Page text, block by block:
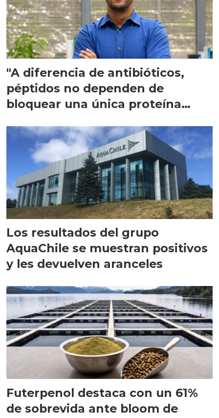
"A diferencia de antibióticos,
péptidos no dependen de
bloquear una única proteína
Los resultados del grupo
AquaChile se muestran positivos
y les devuelven aranceles
Futerpenol destaca con un 61%
de sobrevida ante bloom de